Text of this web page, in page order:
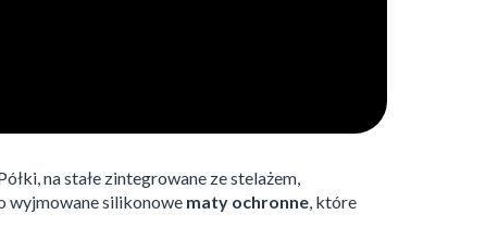
na stałe zintegrowane ze stelażem,
wyjmowane silikonowe maty ochronne , które